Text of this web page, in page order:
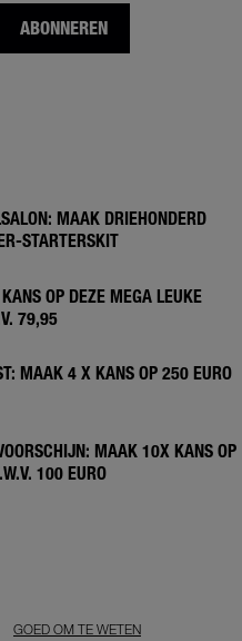
ABONNEREN
MAAK DRIEHONDERD
STARTERSKIT
OP DEZE MEGA LEUKE
79,95
MAAK 4 X KANS OP 250 EURO
MAAK 10X KANS OP
100 EURO
GOED OM TE WETEN